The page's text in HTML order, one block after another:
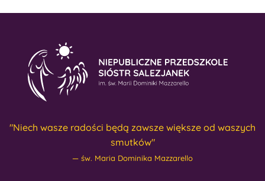
"Niech wasze radości będą zawsze większe od waszych
smutków"
św. Maria Dominika Mazzarello